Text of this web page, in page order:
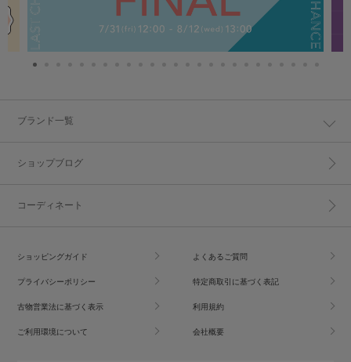
ブランド一覧
ショップブログ
コーディネート
ショッピングガイド よくあるご質問
プライバシーポリシー 特定商取引に基づく表記
古物営業法に基づく表示 利用規約
ご利用環境について 会社概要